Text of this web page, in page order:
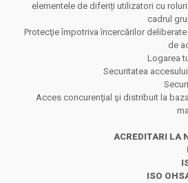
elementele de diferiți utilizatori cu
cadrul
Protecţie împotriva încercărilor
de
Logarea
Securitatea
Acces concurenţial şi distribuit la
ACREDITARI LA
ISO